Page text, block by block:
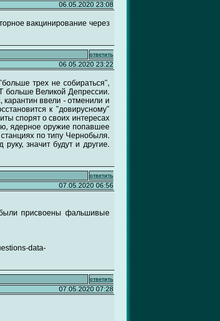
06.05.2020 23:08
вакцинирование через
ответить
06.05.2020 23:22
трех не собираться",
больше Великой Депрессии.
ввели - отменили и
к "довирусному"
спорят о своих интересах
ядерное оружие попавшее
по типу Чернобыля.
значит будут и другие.
ответить
07.05.2020 06:56
присвоены фальшивые
data-
ответить
07.05.2020 07:28